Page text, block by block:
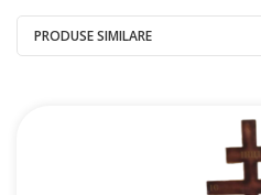
PRODUSE SIMILARE